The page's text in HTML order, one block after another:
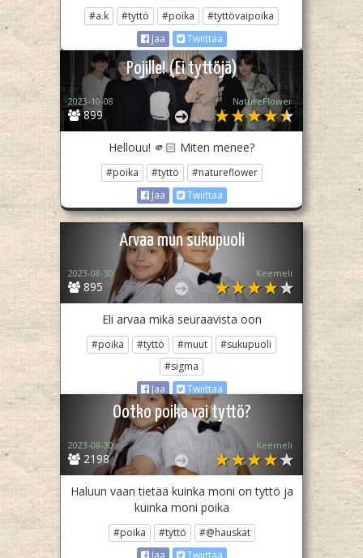
#a.k #tyttö #poika
#tyttövaipoika
Jaa
Twiittaa
Pojille! (Ei tyttöjä)
899
2023-10-08 NatureFlower
Hellouu! 🫵🏻 Miten menee?
#poika #tyttö
#natureflower
Jaa
Twiittaa
Arvaa mun sukupuoli
895
2023-08-30 Keemeli
Eli arvaa mikä seuraavista oon
#poika #tyttö #muut
#sukupuoli
#sigma
Jaa
Twiittaa
Ootko poika vai tyttö?
2198
2023-08-30 Keemeli
Haluun vaan tietää kuinka moni on tyttö ja
kuinka moni poika
#poika #tyttö
#@hauskat
Jaa
Twiittaa